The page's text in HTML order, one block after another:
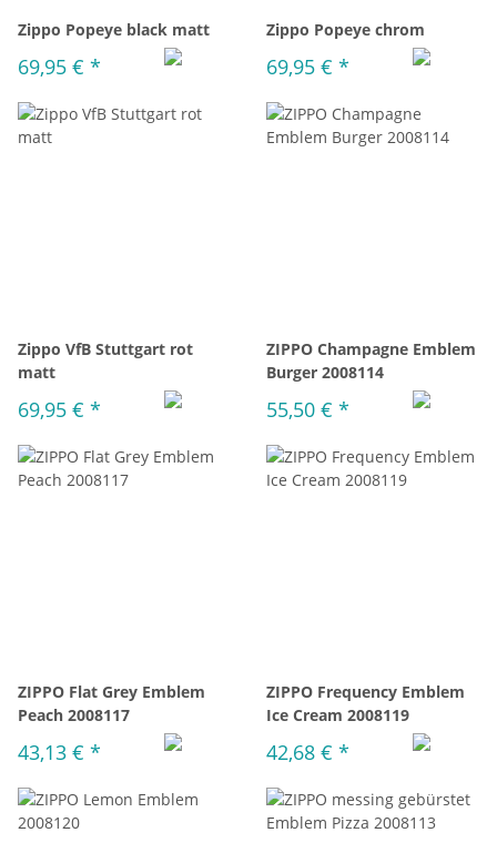
Zippo Popeye black matt
69,95 € *
Zippo Popeye chrom
69,95 € *
Zippo VfB Stuttgart rot
matt
69,95 € *
ZIPPO Champagne Emblem
Burger 2008114
55,50 € *
ZIPPO Flat Grey Emblem
Peach 2008117
43,13 € *
ZIPPO Frequency Emblem
Ice Cream 2008119
42,68 € *